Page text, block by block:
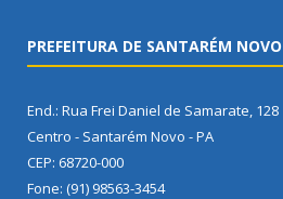
PREFEITURA DE SANTARÉM NOVO
End.: Rua Frei Daniel de Samarate, 128
Centro - Santarém Novo - PA
CEP: 68720-000
Fone: (91) 98563-3454